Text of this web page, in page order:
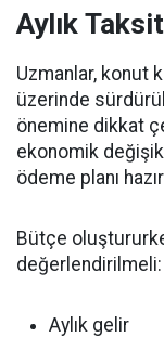
Aylık
Uzmanlar, konut
üzerinde
önemine dikkat
ekonomik
ödeme planı
Bütçe
değerlendirilmeli:
Aylık gelir